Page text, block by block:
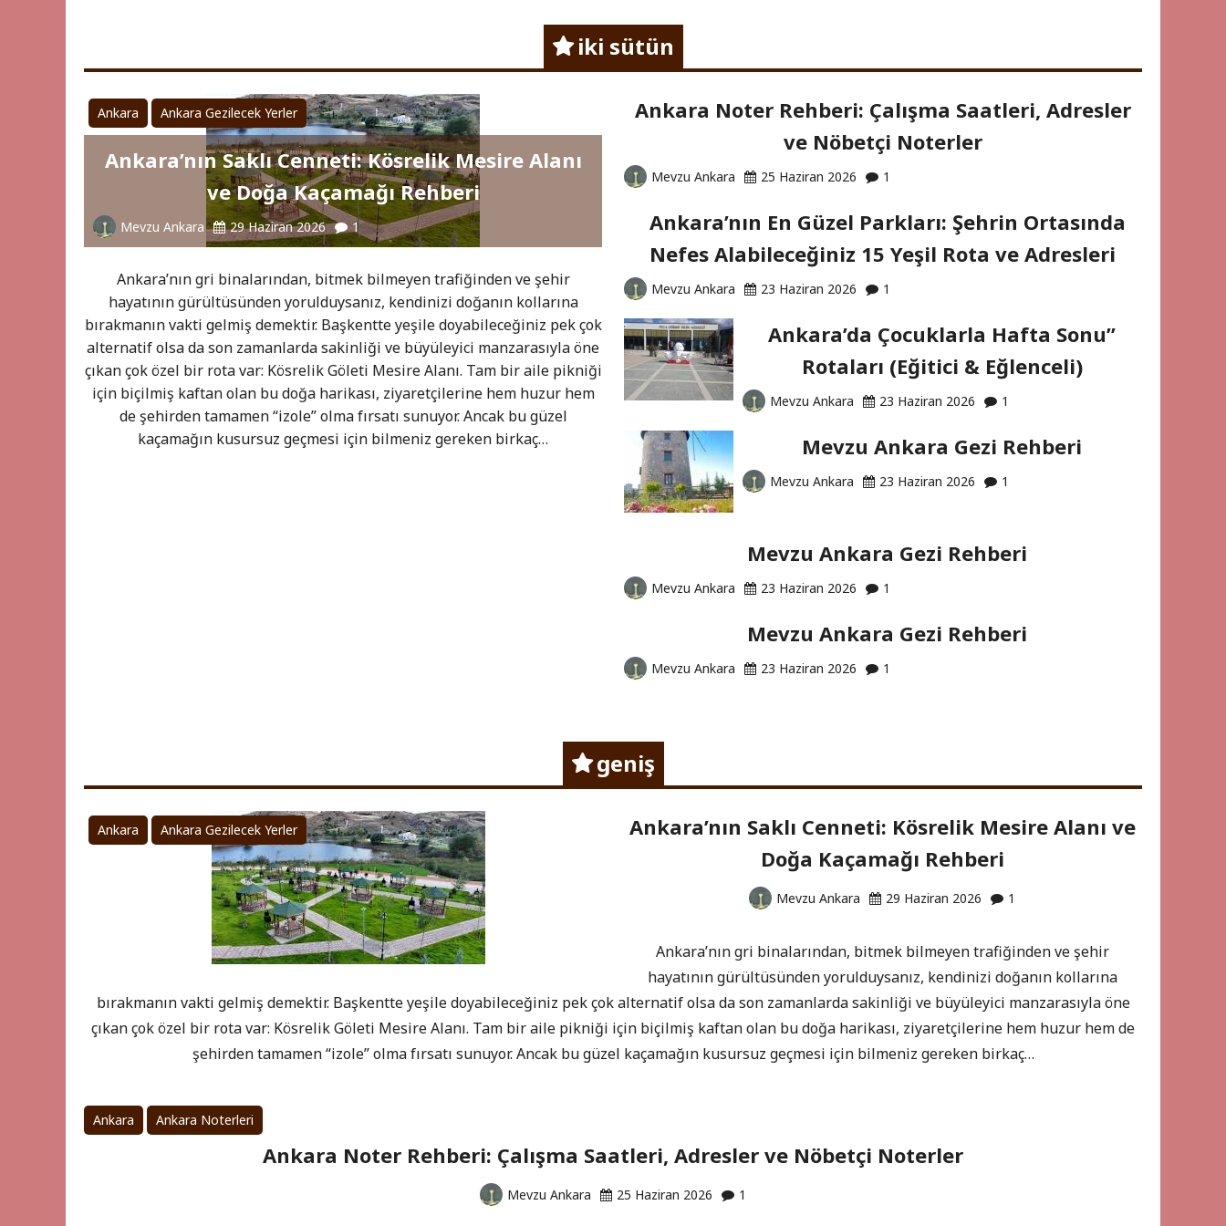
iki sütün
Ankara Ankara Gezilecek Yerler
Ankara’nın Saklı Cenneti: Kösrelik Mesire Alanı
ve Doğa Kaçamağı Rehberi
Mevzu Ankara 29 Haziran 2026 1
Ankara’nın gri binalarından, bitmek bilmeyen trafiğinden ve şehir
hayatının gürültüsünden yorulduysanız, kendinizi doğanın kollarına
bırakmanın vakti gelmiş demektir. Başkentte yeşile doyabileceğiniz pek çok
alternatif olsa da son zamanlarda sakinliği ve büyüleyici manzarasıyla öne
çıkan çok özel bir rota var: Kösrelik Göleti Mesire Alanı. Tam bir aile pikniği
için biçilmiş kaftan olan bu doğa harikası, ziyaretçilerine hem huzur hem
de şehirden tamamen “izole” olma fırsatı sunuyor. Ancak bu güzel
kaçamağın kusursuz geçmesi için bilmeniz gereken birkaç…
Ankara Noter Rehberi: Çalışma Saatleri, Adresler
ve Nöbetçi Noterler
Mevzu Ankara 25 Haziran 2026 1
Ankara’nın En Güzel Parkları: Şehrin Ortasında
Nefes Alabileceğiniz 15 Yeşil Rota ve Adresleri
Mevzu Ankara 23 Haziran 2026 1
Ankara’da Çocuklarla Hafta Sonu”
Rotaları (Eğitici & Eğlenceli)
Mevzu Ankara 23 Haziran 2026 1
Mevzu Ankara Gezi Rehberi
Mevzu Ankara 23 Haziran 2026 1
Mevzu Ankara Gezi Rehberi
Mevzu Ankara 23 Haziran 2026 1
Mevzu Ankara Gezi Rehberi
Mevzu Ankara 23 Haziran 2026 1
geniş
Ankara Ankara Gezilecek Yerler
Ankara’nın Saklı Cenneti: Kösrelik Mesire Alanı ve
Doğa Kaçamağı Rehberi
Mevzu Ankara 29 Haziran 2026 1
Ankara’nın gri binalarından, bitmek bilmeyen trafiğinden ve şehir
hayatının gürültüsünden yorulduysanız, kendinizi doğanın kollarına
bırakmanın vakti gelmiş demektir. Başkentte yeşile doyabileceğiniz pek çok alternatif olsa da son zamanlarda sakinliği ve büyüleyici manzarasıyla öne
çıkan çok özel bir rota var: Kösrelik Göleti Mesire Alanı. Tam bir aile pikniği için biçilmiş kaftan olan bu doğa harikası, ziyaretçilerine hem huzur hem de
şehirden tamamen “izole” olma fırsatı sunuyor. Ancak bu güzel kaçamağın kusursuz geçmesi için bilmeniz gereken birkaç…
Ankara Ankara Noterleri
Ankara Noter Rehberi: Çalışma Saatleri, Adresler ve Nöbetçi Noterler
Mevzu Ankara 25 Haziran 2026 1